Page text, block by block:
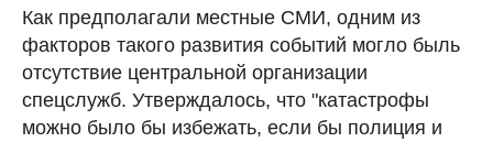
Как предполагали местные СМИ, одним из
факторов такого развития событий могло быль
отсутствие центральной организации
спецслужб. Утверждалось, что "катастрофы
можно было бы избежать, если бы полиция и